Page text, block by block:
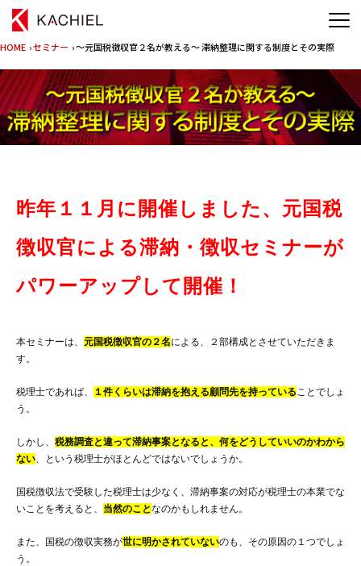
HOME ›セミナー › ～元国税徴収官２名が教える～ 滞納整理に関する制度とその実際
昨年１１月に開催しました、元国税
徴収官による滞納・徴収セミナーが
パワーアップして開催！
本セミナーは、 元国税徴収官の２名による、２部構成とさせていただきま
す。
税理士であれば、 １件くらいは滞納を抱える顧問先を持っていることでしょ
う。
しかし、 税務調査と違って滞納事案となると、何をどうしていいのかわから
ない、という税理士がほとんどではないでしょうか。
国税徴収法で受験した税理士は少なく、滞納事案の対応が税理士の本業でな
いことを考えると、 当然のことなのかもしれません。
また、国税の徴収実務が世に明かされていないのも、その原因の１つでしょ
う。